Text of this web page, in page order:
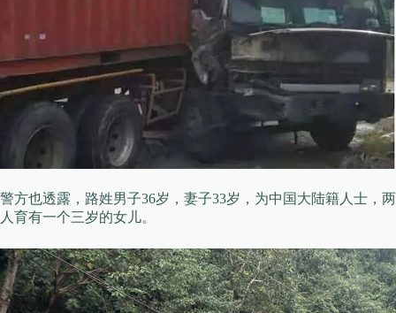
警方也透露，路姓男子36岁，妻子33岁，为中国大陆籍人士，两
人育有一个三岁的女儿。